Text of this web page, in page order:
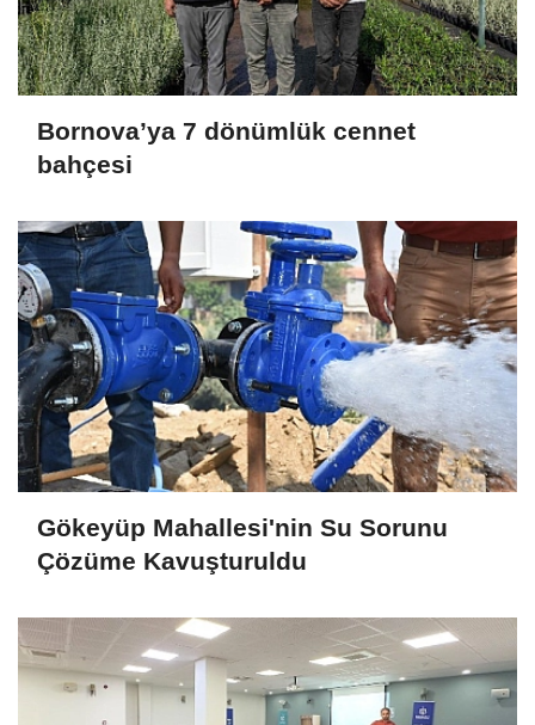
Bornova’ya 7 dönümlük cennet
bahçesi
Gökeyüp Mahallesi'nin Su Sorunu
Çözüme Kavuşturuldu